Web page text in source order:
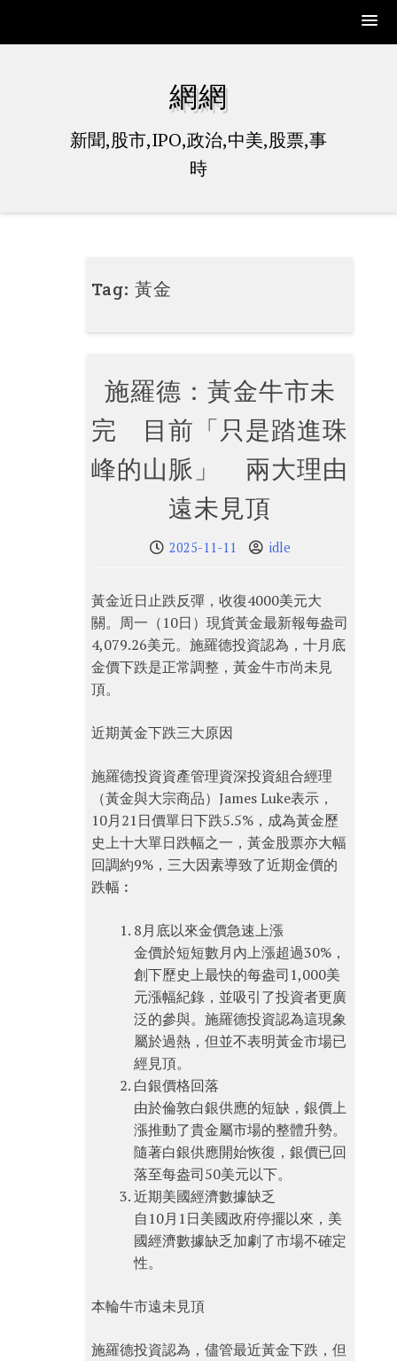
網網
新聞,股市,IPO,政治,中美,股票,事
時
Tag:黃金
施羅德：黃金牛市未
完 目前「只是踏進珠
峰的山脈」 兩大理由
遠未見頂
2025-11-11 idle
黃金近日止跌反彈，收復4000美元大
關。周一（10日）現貨黃金最新報每盎司
4,079.26美元。施羅德投資認為，十月底
金價下跌是正常調整，黃金牛市尚未見
頂。
近期黃金下跌三大原因
施羅德投資資產管理資深投資組合經理
（黃金與大宗商品）James Luke表示，
10月21日價單日下跌5.5%，成為黃金歷
史上十大單日跌幅之一，黃金股票亦大幅
回調約9%，三大因素導致了近期金價的
跌幅︰
8月底以來金價急速上漲
金價於短短數月內上漲超過30%，
創下歷史上最快的每盎司1,000美
元漲幅紀錄，並吸引了投資者更廣
泛的參與。施羅德投資認為這現象
屬於過熱，但並不表明黃金市場已
經見頂。
白銀價格回落
由於倫敦白銀供應的短缺，銀價上
漲推動了貴金屬市場的整體升勢。
隨著白銀供應開始恢復，銀價已回
落至每盎司50美元以下。
近期美國經濟數據缺乏
自10月1日美國政府停擺以來，美
國經濟數據缺乏加劇了市場不確定
性。
本輪牛市遠未見頂
施羅德投資認為，儘管最近黃金下跌，但